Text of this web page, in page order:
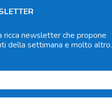
ricca newsletter che propone
della settimana e molto altro.